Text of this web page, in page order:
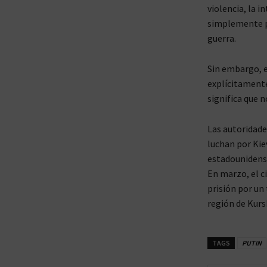
violencia, la
simplemente
guerra.
Sin embargo,
significa que
Las
luchan por
En marzo, el
prisión por un
región de
TAGS PUTIN